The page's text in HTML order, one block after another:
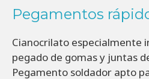
Pegamentos
Cianocrilato especialmente
pegado de gomas y juntas
Pegamento soldador apto